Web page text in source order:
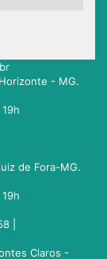
- MG.
de Fora-MG.
|
Claros -